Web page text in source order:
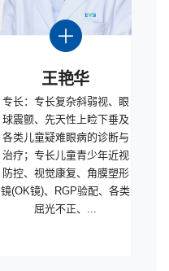
王艳华
专长：专长复杂斜弱视、眼
球震颤、先天性上睑下垂及
各类儿童疑难眼病的诊断与
治疗；专长儿童青少年近视
防控、视觉康复、角膜塑形
镜(OK镜)、RGP验配、各类
屈光不正、...